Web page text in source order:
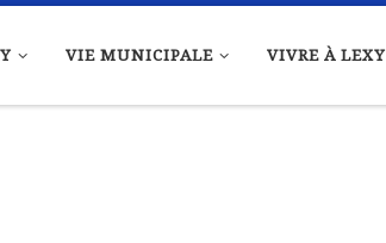
VIE MUNICIPALE VIVRE À LEXY